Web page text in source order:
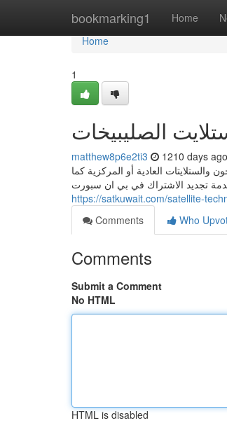
bookmarking1 Home
Home
Home
1
الصليبيخات
matthew8p6e2ti3 1210 days ago
العادية أو المركزية كما
خدمة تجديد الاشتراك في بي ان سبورت
https://satkuwait.com/satellite-
Comments
Who
Comments
Submit a Comment
No HTML
HTML is disabled